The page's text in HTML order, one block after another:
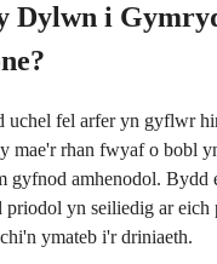
Dylwn i
uchel fel arfer yn gyflwr
mae'r rhan fwyaf o bobl
gyfnod amhenodol. Bydd
priodol yn seiliedig ar
ymateb i'r driniaeth.